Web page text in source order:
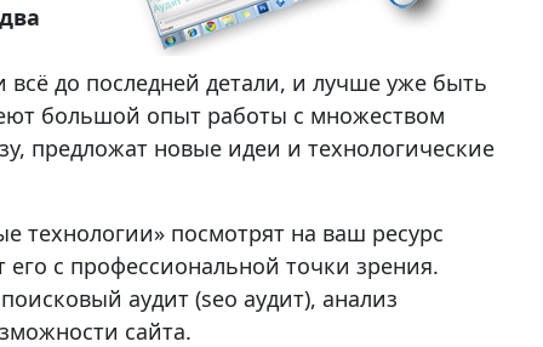
до последней детали, и лучше уже быть
большой опыт работы с множеством
предложат новые идеи и технологические
технологии» посмотрят на ваш ресурс
с профессиональной точки зрения.
аудит (seo аудит), анализ
сайта.